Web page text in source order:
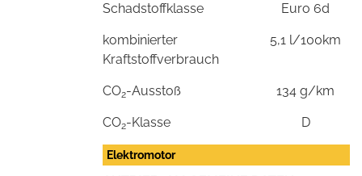
Schadstoffklasse Euro 6d
kombinierter
Kraftstoffverbrauch
5,1 l/100km
CO2-Ausstoß 134 g/km
CO2-Klasse D
Elektromotor